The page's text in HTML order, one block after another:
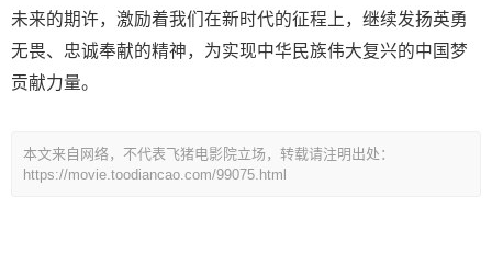
未来的期许，激励着我们在新时代的征程上，继续发扬英勇
无畏、忠诚奉献的精神，为实现中华民族伟大复兴的中国梦
贡献力量。
本文来自网络，不代表飞猪电影院立场，转载请注明出处：
https://movie.toodiancao.com/99075.html